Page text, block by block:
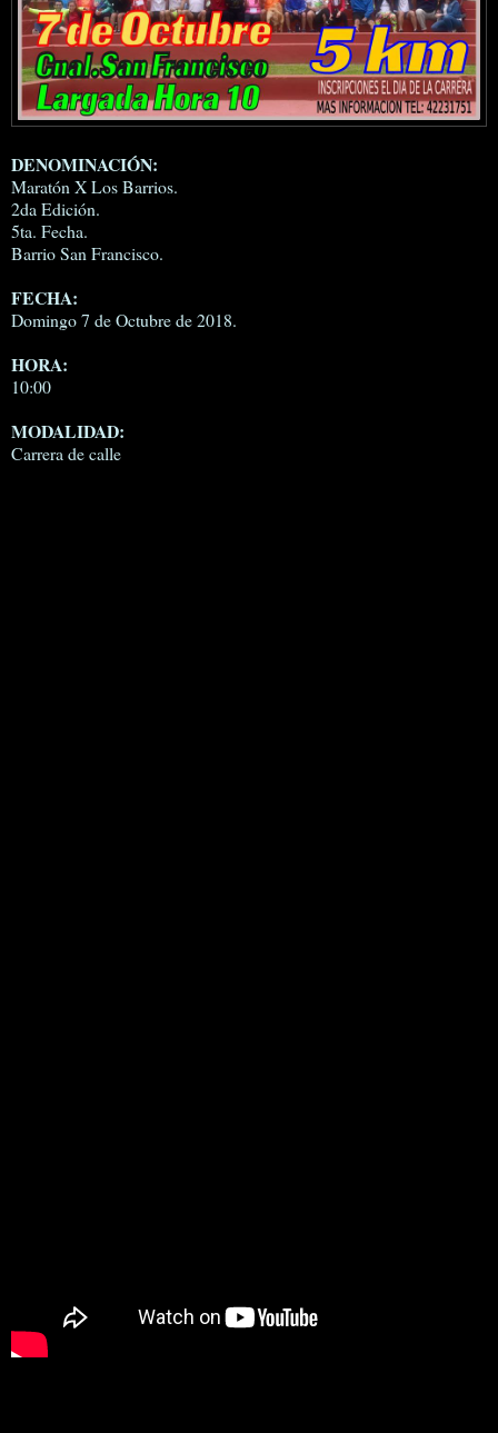
DENOMINACIÓN:
Maratón X Los Barrios.
2da Edición.
5ta. Fecha.
Barrio San Francisco.
FECHA:
Domingo 7 de Octubre de 2018.
HORA:
10:00
MODALIDAD:
Carrera de calle